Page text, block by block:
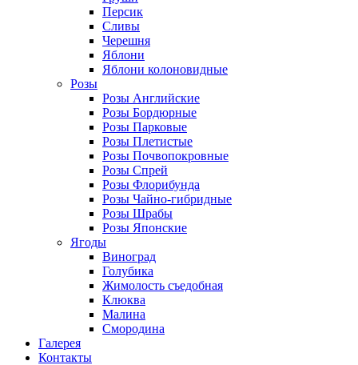
Персик
Сливы
Черешня
Яблони
Яблони колоновидные
Розы
Розы Английские
Розы Бордюрные
Розы Парковые
Розы Плетистые
Розы Почвопокровные
Розы Спрей
Розы Флорибунда
Розы Чайно-гибридные
Розы Шрабы
Розы Японские
Ягоды
Виноград
Голубика
Жимолость съедобная
Клюква
Малина
Смородина
Галерея
Контакты